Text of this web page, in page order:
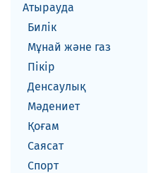
Атырауда
Билік
Мұнай және газ
Пікір
Денсаулық
Мәдениет
Қоғам
Саясат
Спорт